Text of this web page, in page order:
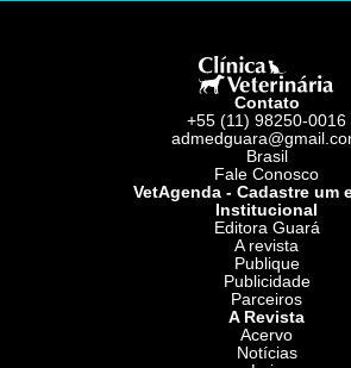
Contato
+55 (11) 98250-0016
Brasil
Fale Conosco
VetAgenda - Cadastre um
Institucional
Editora Guará
A revista
Publique
Publicidade
Parceiros
A Revista
Acervo
Notícias